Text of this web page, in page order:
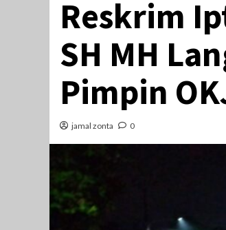
Reskrim
SH MH
Pimpin
jamal zonta 0